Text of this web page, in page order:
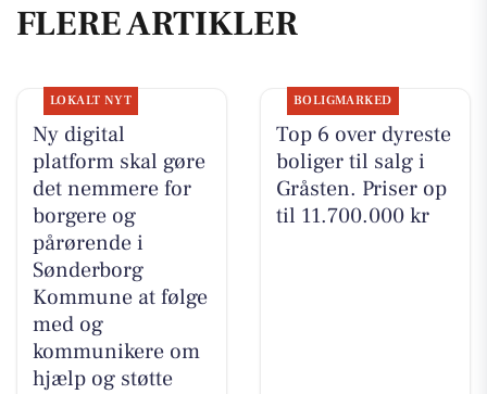
FLERE ARTIKLER
LOKALT NYT
Ny digital
platform skal gøre
det nemmere for
borgere og
pårørende i
Sønderborg
Kommune at følge
med og
kommunikere om
hjælp og støtte
BOLIGMARKED
Top 6 over dyreste
boliger til salg i
Gråsten. Priser op
til 11.700.000 kr